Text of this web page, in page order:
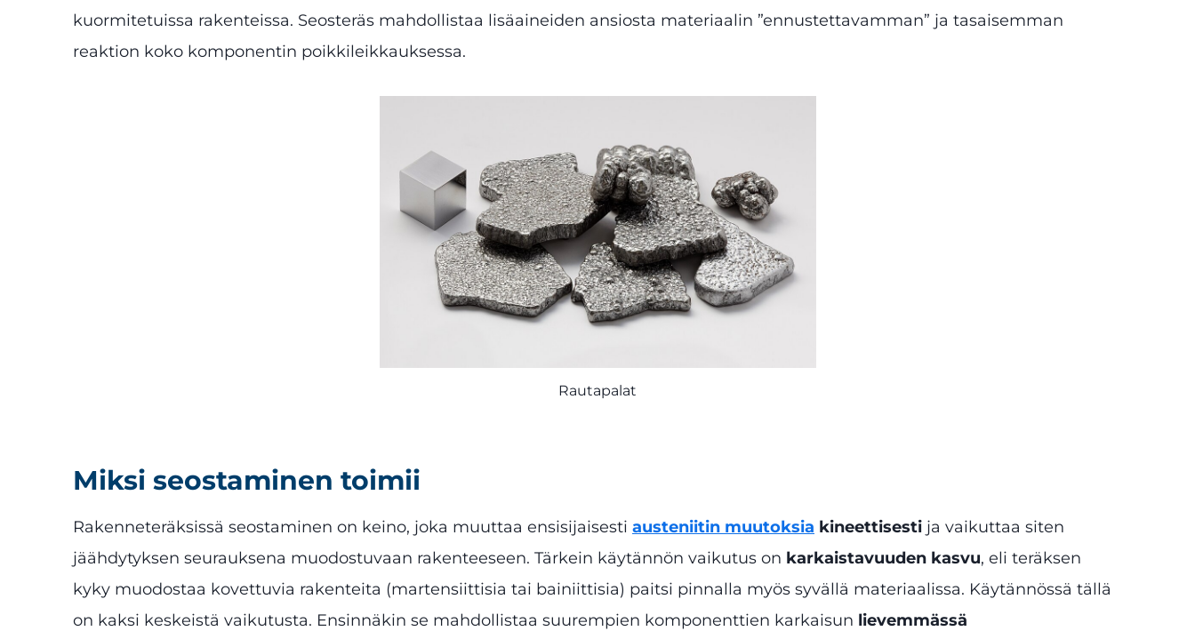
kuormitetuissa rakenteissa. Seosteräs mahdollistaa lisäaineiden ansiosta materiaalin ”ennustettavamman” ja tasaisemman
reaktion koko komponentin poikkileikkauksessa.
Rautapalat
Miksi seostaminen toimii
Rakenneteräksissä seostaminen on keino, joka muuttaa ensisijaisesti austeniitin muutoksia kineettisesti ja vaikuttaa siten
jäähdytyksen seurauksena muodostuvaan rakenteeseen. Tärkein käytännön vaikutus on karkaistavuuden kasvu, eli teräksen
kyky muodostaa kovettuvia rakenteita (martensiittisia tai bainiittisia) paitsi pinnalla myös syvällä materiaalissa. Käytännössä tällä
on kaksi keskeistä vaikutusta. Ensinnäkin se mahdollistaa suurempien komponenttien karkaisun lievemmässä